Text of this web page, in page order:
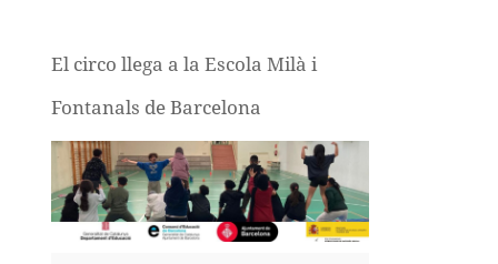
El circo llega a la Escola Milà i
Fontanals de Barcelona